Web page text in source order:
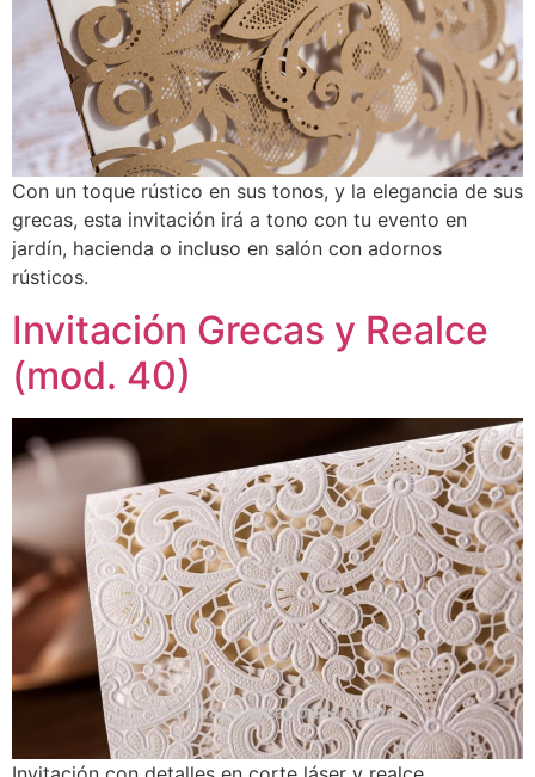
Con un toque rústico en sus tonos, y la elegancia de sus
grecas, esta invitación irá a tono con tu evento en
jardín, hacienda o incluso en salón con adornos
rústicos.
Invitación Grecas y Realce
(mod. 40)